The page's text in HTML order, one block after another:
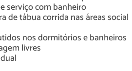
serviço com banheiro
de tábua corrida nas áreas social
nos dormitórios e banheiros
livres